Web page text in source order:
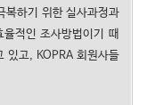
복하기 위한 실사과정과
적인 조사방법이기 때
있고, KOPRA 회원사들